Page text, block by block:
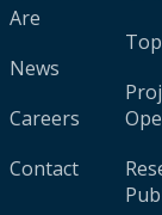
Are
News
Careers
Contact